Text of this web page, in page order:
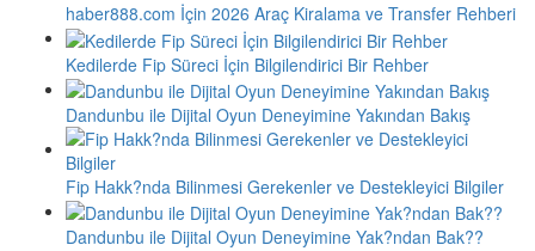
haber888.com İçin 2026 Araç Kiralama ve Transfer Rehberi
Kedilerde Fip Süreci İçin Bilgilendirici Bir Rehber
Dandunbu ile Dijital Oyun Deneyimine Yakından Bakış
Fip Hakk?nda Bilinmesi Gerekenler ve Destekleyici Bilgiler
Dandunbu ile Dijital Oyun Deneyimine Yak?ndan Bak??